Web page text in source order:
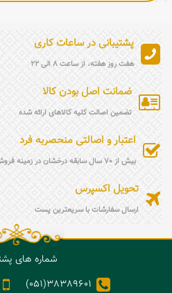
پشتیبانی در ساعات کاری
هفت روز هفته، از ساعت 8 الی 22
ضمانت اصل بودن کالا
تضمین اصالت کلیه کالاهای ارائه شده
اعتبار و اصالتی منحصربه فرد
بیش از 70 سال سابقه درخشان در زمینه فروش انواع محصولات
تحویل اکسپرس
ارسال سفارشات با سریعترین پست
شماره های
38389601(051)